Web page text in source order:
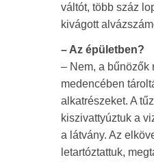
váltót, több száz
kivágott
– Az épületben?
– Nem, a bűnözők
medencében
alkatrészeket. A
kiszivattyúztuk a
a látvány. Az
letartóztattuk,